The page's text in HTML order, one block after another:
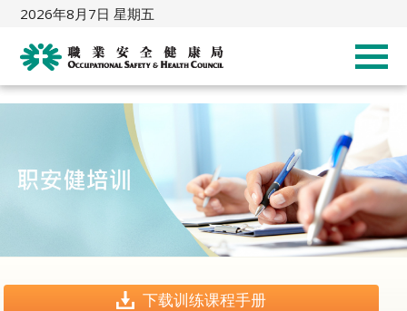
2026年8月7日 星期五
下载训练课程手册